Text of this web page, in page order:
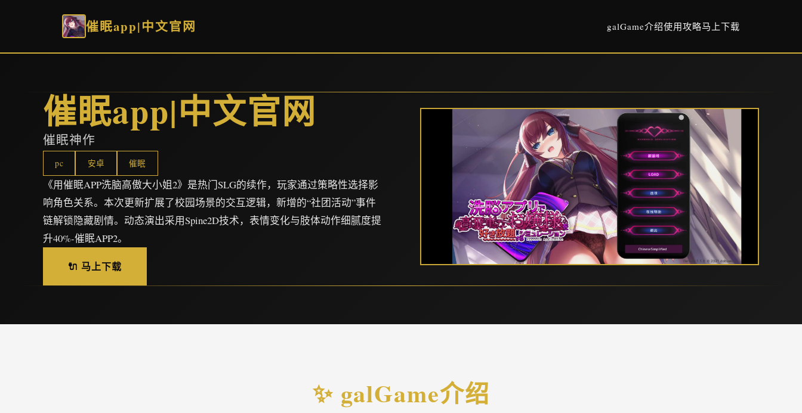
催眠app|中文官网 galGame介绍使用攻略马上下载
催眠app|中文官网
催眠神作
pc 安卓 催眠
《用催眠APP洗脑高傲大小姐2》是热门SLG的续作，玩家通过策略性选择影
响角色关系。本次更新扩展了校园场景的交互逻辑，新增的“社团活动”事件
链解锁隐藏剧情。动态演出采用Spine2D技术，表情变化与肢体动作细腻度提
升40%-催眠APP2。
🔌 马上下载
✨ galGame介绍